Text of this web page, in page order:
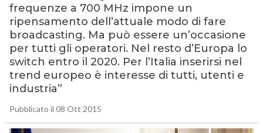
frequenze a 700 MHz impone un
ripensamento dell’attuale modo di fare
broadcasting. Ma può essere un’occasione
per tutti gli operatori. Nel resto d’Europa lo
switch entro il 2020. Per l’Italia inserirsi nel
trend europeo è interesse di tutti, utenti e
industria”
Pubblicato il 08 Ott 2015